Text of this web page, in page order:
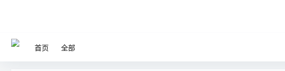
首页 全部